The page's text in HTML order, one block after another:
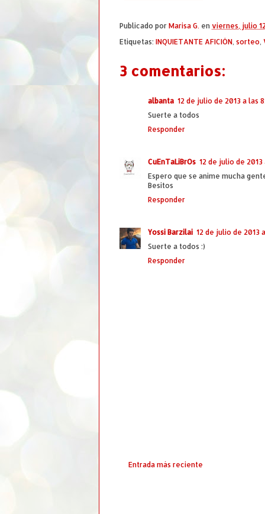
Publicado por Marisa G. en viernes, julio
Etiquetas: INQUIETANTE AFICIÓN sorteo
3 comentarios:
albanta 12 de julio de 2013 a las
Suerte a todos
Responder
CuEnTaLiBrOs 12 de julio de 2013
Espero que se anime mucha
Besitos
Responder
Yossi Barzilai 12 de julio de 2013
Suerte a todos :)
Responder
Entrada más reciente